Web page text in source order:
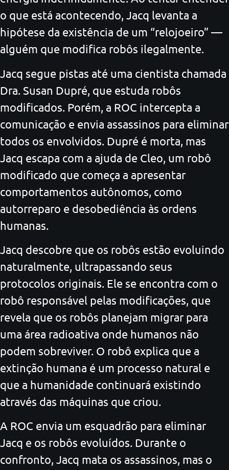
o que está acontecendo, Jacq levanta a
hipótese da existência de um “relojoeiro” —
alguém que modifica robôs ilegalmente.
Jacq segue pistas até uma cientista chamada
Dra. Susan Dupré, que estuda robôs
modificados. Porém, a ROC intercepta a
comunicação e envia assassinos para eliminar
todos os envolvidos. Dupré é morta, mas
Jacq escapa com a ajuda de Cleo, um robô
modificado que começa a apresentar
comportamentos autônomos, como
autorreparo e desobediência às ordens
humanas.
Jacq descobre que os robôs estão evoluindo
naturalmente, ultrapassando seus
protocolos originais. Ele se encontra com o
robô responsável pelas modificações, que
revela que os robôs planejam migrar para
uma área radioativa onde humanos não
podem sobreviver. O robô explica que a
extinção humana é um processo natural e
que a humanidade continuará existindo
através das máquinas que criou.
A ROC envia um esquadrão para eliminar
Jacq e os robôs evoluídos. Durante o
confronto, Jacq mata os assassinos, mas o